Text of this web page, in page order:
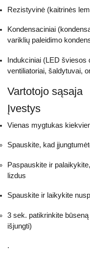
Rezistyvinė (kaitrinės
Kondensaciniai
variklių paleidimo
Indukciniai (LED šviesos
ventiliatoriai, šaldytuvai,
Vartotojo sąsaja
Įvestys
Vienas mygtukas
Spauskite, kad
Paspauskite ir
lizdus
Spauskite ir laikykite
3 sek. patikrinkite
išjungti)
.